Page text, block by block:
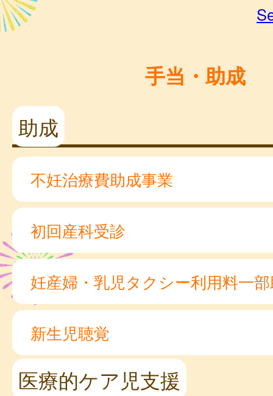
手当・助成
助成
不妊治療費助成事業
初回産科受診
妊産婦・乳児タクシー利用料一
新生児聴覚
医療的ケア児支援